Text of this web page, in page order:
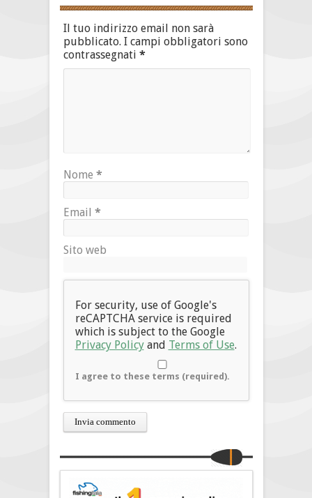
Il tuo indirizzo email non sarà
pubblicato. I campi obbligatori sono
contrassegnati *
Nome *
Email *
Sito web
For security, use of Google's
reCAPTCHA service is required
which is subject to the Google
Privacy Policyand Terms of Use.
I agree to these terms (required).